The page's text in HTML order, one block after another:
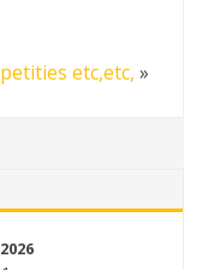
etc,etc, »